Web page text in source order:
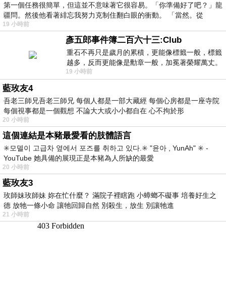
第一個任務很簡單，但這並不意味著它很容易。「你準備好了吧？」龍
疆問。然後他看著緋忘我努力克制住翻白眼的衝動。 「當然。從
19 小時前
彥五郎事件簿二百六十三:Club
重石不再只是歲月的累積，更能像標籤一般，標籤
越多，反而更能像是勳章一般，加冕著榮耀萬丈。
習慣一如縱容，成了再難輕輕放下的罪證
19 小時前
藍玫友4
吾老三師兄吾老三師兄 每個人都是一部大藏經 每個心房都是一座寺院
每個視事都是一個觀想 不論大大或小小都自在 心不拘於形
20 小時前
這個連結是本豬最愛看的肢體語言
✳️모델이 고급차 옆에서 포즈를 취하고 있다.✳️ "윤아 , YunAh" ✳️ -
YouTube 她具備的展現正是本豬為人所缺的最愛
20 小時前
藍玫友3
玫師妹玫師妹 妳在忙什麼？ 滿院子裡瞎跑 小蟑螂不礙事 培養好生之
德 放牠一條小命 讓牠回歸自然 別殺生，放生 別讓牠進
21 小時前